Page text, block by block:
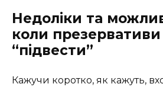
Недоліки та
коли
“підвести”
Кажучи коротко, як кажуть,